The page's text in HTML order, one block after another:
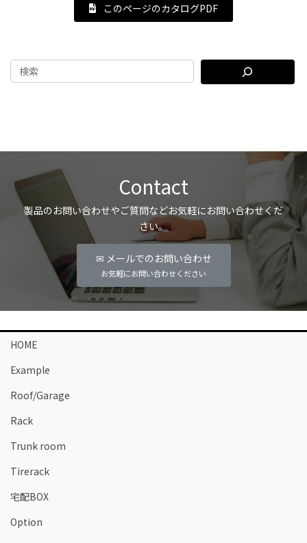
このページのカタログPDF
Contact
製品のお問い合わせやご質問などお気軽にお問い合わせくだ
さい。
✉ メールでのお問い合わせ
お気軽にお問い合わせください
HOME
Example
Roof/Garage
Rack
Trunk room
Tirerack
宅配BOX
Option